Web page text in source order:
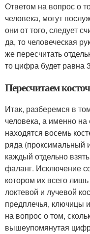
Ответом на вопрос о
человека, могут
они от того, следует
да, то человеческая
же пересчитать
то цифра будет равна
Пересчитаем
Итак, разберемся в
человека, а именно на
находятся восемь
ряда (проксимальный
каждый отдельно
фаланг. Исключение
котором их всего
локтевой и лучевой
предплечья, ключицы
на вопрос о том,
вышеупомянутая